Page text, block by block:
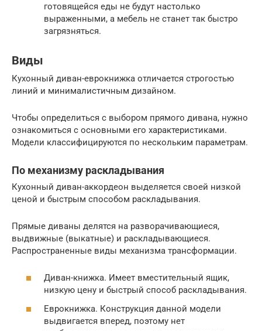
готовящейся еды не будут настолько
выраженными, а мебель не станет так быстро
загрязняться.
Виды
Кухонный диван-еврокнижка отличается строгостью
линий и минималистичным дизайном.
Чтобы определиться с выбором прямого дивана, нужно
ознакомиться с основными его характеристиками.
Модели классифицируются по нескольким параметрам.
По механизму раскладывания
Кухонный диван-аккордеон выделяется своей низкой
ценой и быстрым способом раскладывания.
Прямые диваны делятся на разворачивающиеся,
выдвижные (выкатные) и раскладывающиеся.
Распространенные виды механизма трансформации.
Диван-книжка. Имеет вместительный ящик,
низкую цену и быстрый способ раскладывания.
Еврокнижка. Конструкция данной модели
выдвигается вперед, поэтому нет